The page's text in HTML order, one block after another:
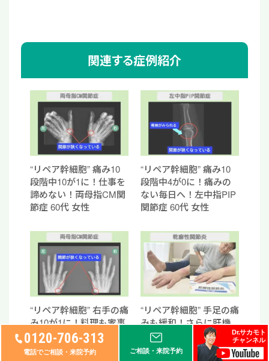
0120-706-313
電話でご相談・来院予約 ご相談・来院予約
Dr.サカモト
チャンネル
関連する症例紹介
“リペア幹細胞” 痛み10
段階中10が1に！仕事を
諦めない！両母指CM関
節症 60代 女性
“リペア幹細胞” 痛み10
段階中4が0に！痛みの
ない毎日へ！左中指PIP
関節症 60代 女性
“リペア幹細胞” 右手の痛
み10が1に！料理も家事
も不自由なく！両変形
性膝関節症・CM関節症
“リペア幹細胞” 手足の痛
みも緩和！さらに肝機
能の数値AST112が80に
改善傾向！乾癬性関節